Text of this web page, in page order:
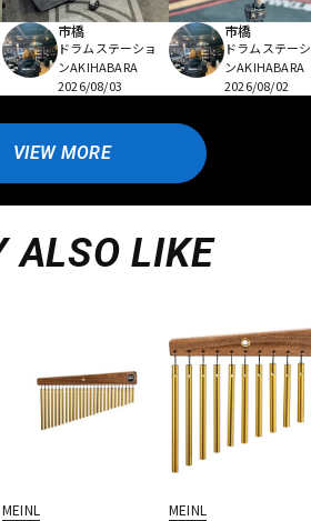
市橋
ドラムステーショ
ンAKIHABARA
2026/08/03
市橋
ドラムステー
ンAKIHABARA
2026/08/02
VIEW MORE
ALSO LIKE
MEINL MEINL